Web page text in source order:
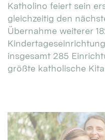
Katholino feiert sein
gleichzeitig den
Übernahme weiterer
insgesamt 285
größte katholische